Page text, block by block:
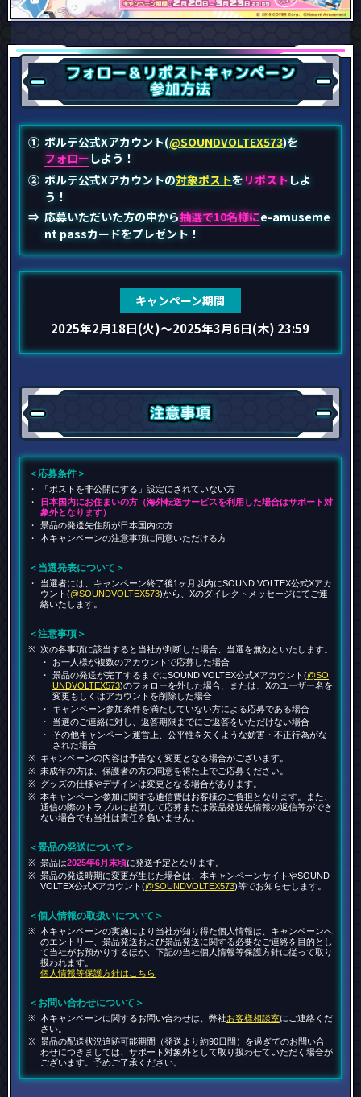
フォロー＆リポストキャンペーン
参加方法
ボルテ公式Xアカウント(@SOUNDVOLTEX573)を
フォロー しよう！
ボルテ公式Xアカウントの対象ポストを リポストしよ
う！
応募いただいた方の中から抽選で10名様にe-amuseme
nt passカードをプレゼント！
キャンペーン期間
2025年2月18日(火)～2025年3月6日(木) 23:59
注意事項
＜応募条件＞
「ポストを非公開にする」設定にされていない方
日本国内にお住まいの方（海外転送サービスを利用した場合はサポート対
象外となります）
景品の発送先住所が日本国内の方
本キャンペーンの注意事項に同意いただける方
＜当選発表について＞
当選者には、キャンペーン終了後1ヶ月以内にSOUND VOLTEX公式Xアカ
ウント(@SOUNDVOLTEX573)から、Xのダイレクトメッセージにてご連
絡いたします。
＜注意事項＞
次の各事項に該当すると当社が判断した場合、当選を無効といたします。
お一人様が複数のアカウントで応募した場合
景品の発送が完了するまでにSOUND VOLTEX公式Xアカウント(@SO
UNDVOLTEX573)のフォローを外した場合、または、Xのユーザー名を
変更もしくはアカウントを削除した場合
キャンペーン参加条件を満たしていない方による応募である場合
当選のご連絡に対し、返答期限までにご返答をいただけない場合
その他キャンペーン運営上、公平性を欠くような妨害・不正行為がな
された場合
キャンペーンの内容は予告なく変更となる場合がございます。
未成年の方は、保護者の方の同意を得た上でご応募ください。
グッズの仕様やデザインは変更となる場合があります。
本キャンペーン参加に関する通信費はお客様のご負担となります。また、
通信の際のトラブルに起因して応募または景品発送先情報の返信等ができ
ない場合でも当社は責任を負いません。
＜景品の発送について＞
景品は2025年6月末頃に発送予定となります。
景品の発送時期に変更が生じた場合は、本キャンペーンサイトやSOUND
VOLTEX公式Xアカウント(@SOUNDVOLTEX573)等でお知らせします。
＜個人情報の取扱いについて＞
本キャンペーンの実施により当社が知り得た個人情報は、キャンペーンへ
のエントリー、景品発送および景品発送に関する必要なご連絡を目的とし
て当社がお預かりするほか、下記の当社個人情報等保護方針に従って取り
扱われます。
個人情報等保護方針はこちら
＜お問い合わせについて＞
本キャンペーンに関するお問い合わせは、弊社お客様相談室にご連絡くだ
さい。
景品の配送状況追跡可能期間（発送より約90日間）を過ぎてのお問い合
わせにつきましては、サポート対象外として取り扱わせていただく場合が
ございます。予めご了承ください。